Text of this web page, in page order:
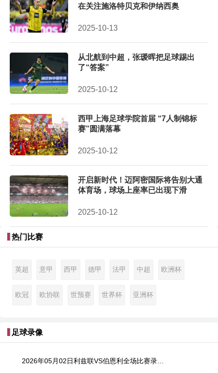
在关注施洛特贝克和伊纳西奥
2025-10-13
从北航到中超，张瑷晖把足球踢出
了“答案”
2025-10-12
西甲上海足球学院首届 “7人制锦标
赛”圆满落幕
2025-10-12
开启新时代！迈阿密国际将告别大通
体育场，球场上座率已出现下滑
2025-10-12
热门比赛
英超 意甲 西甲 德甲 法甲 中超 欧洲杯
欧冠 欧协联 世预赛 世界杯 亚洲杯
足球录像
2026年05月02日利兹联VS伯恩利全场比赛录像回放